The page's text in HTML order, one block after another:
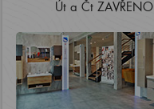
Út a Čt ZAVŘENO